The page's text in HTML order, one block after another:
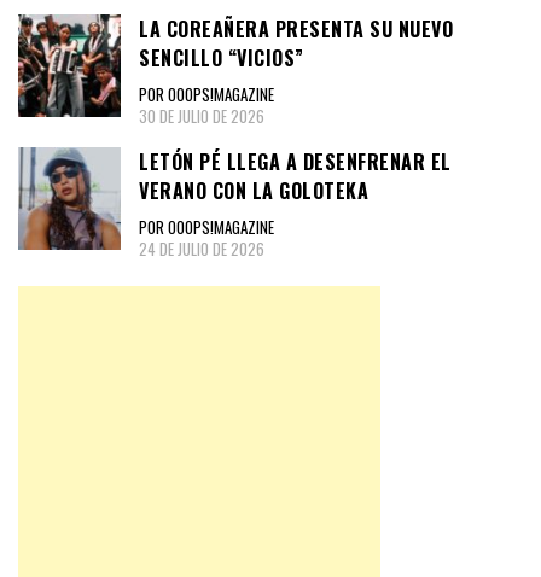
LA COREAÑERA PRESENTA SU NUEVO
SENCILLO “VICIOS”
POR OOOPS!MAGAZINE
30 DE JULIO DE 2026
LETÓN PÉ LLEGA A DESENFRENAR EL
VERANO CON LA GOLOTEKA
POR OOOPS!MAGAZINE
24 DE JULIO DE 2026